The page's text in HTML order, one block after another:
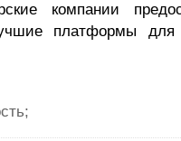
компании
платформы